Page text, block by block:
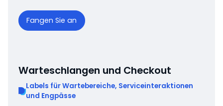
Fangen Sie an
Warteschlangen und Checkout
Labels für Wartebereiche, Serviceinteraktionen
und Engpässe